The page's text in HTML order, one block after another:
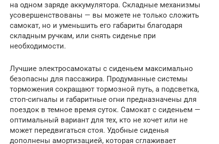
на одном заряде аккумулятора. Складные механизмы
усовершенствованы — вы можете не только сложить
самокат, но и уменьшить его габариты благодаря
складным ручкам, или снять сиденье при
необходимости.
Лучшие электросамокаты с сиденьем максимально
безопасны для пассажира. Продуманные системы
торможения сокращают тормозной путь, а подсветка,
стоп-сигналы и габаритные огни предназначены для
поездок в темное время суток. Самокат с сиденьем —
оптимальный вариант для тех, кто не хочет или не
может передвигаться стоя. Удобные сиденья
дополнены амортизацией, которая сглаживает